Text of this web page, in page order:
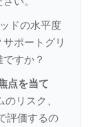
ドの水平度
ポートグリ
すか？
点を当て
リスク、
評価するの